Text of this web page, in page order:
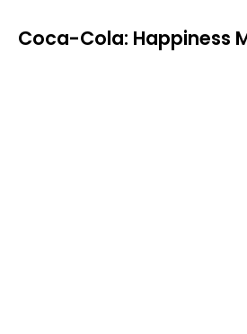
Coca-Cola: Happiness